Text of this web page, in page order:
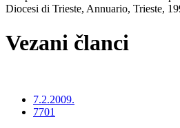
Diocesi di Trieste, Annuario, Trieste,
Vezani članci
7.2.2009.
7701